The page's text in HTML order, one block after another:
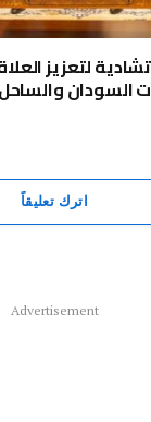
لتعزيز
السودان والساحل
اترك تعليقاً
Advertisement